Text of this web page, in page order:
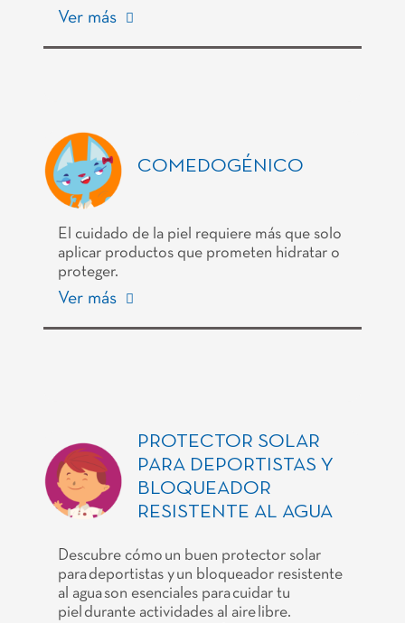
Ver más
COMEDOGÉNICO
El cuidado de la piel requiere más que solo
aplicar productos que prometen hidratar o
proteger.
Ver más
PROTECTOR SOLAR
PARA DEPORTISTAS Y
BLOQUEADOR
RESISTENTE AL AGUA
Descubre cómo un buen protector solar
para deportistas y un bloqueador resistente
al agua son esenciales para cuidar tu
piel durante actividades al aire libre.